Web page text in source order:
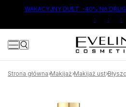
TREŚCI
WAKACYJNY DUET: -40% NA
:
: :
Strona główna Makijaż Makijaż ust